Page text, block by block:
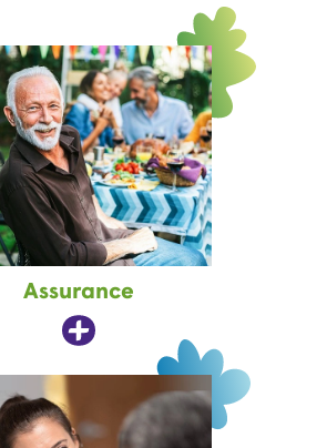
Assurance